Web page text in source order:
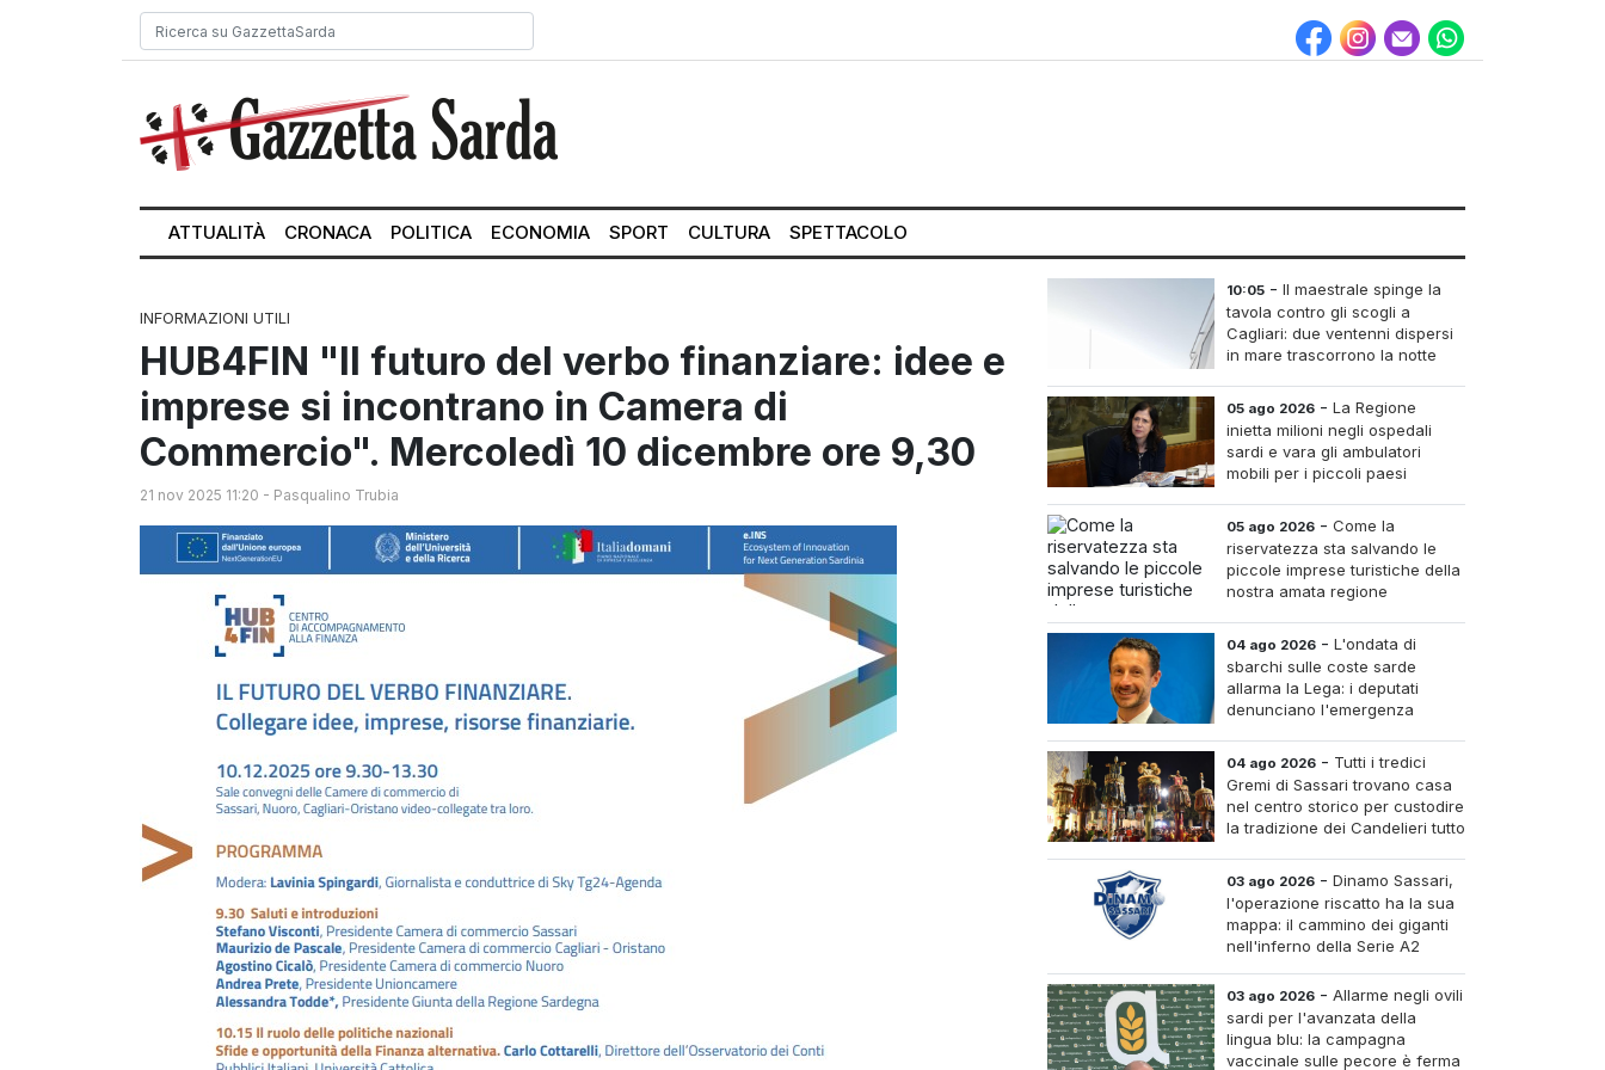
ATTUALITÀ CRONACA POLITICA ECONOMIA SPORT CULTURA SPETTACOLO
INFORMAZIONI UTILI
HUB4FIN "Il futuro del verbo finanziare: idee e
imprese si incontrano in Camera di
Commercio". Mercoledì 10 dicembre ore 9,30
21 nov 2025 11:20 - Pasqualino Trubia
10:05 - Il maestrale spinge la
tavola contro gli scogli a
Cagliari: due ventenni dispersi
in mare trascorrono la notte
05 ago 2026 - La Regione
inietta milioni negli ospedali
sardi e vara gli ambulatori
mobili per i piccoli paesi
05 ago 2026 - Come la
riservatezza sta salvando le
piccole imprese turistiche della
nostra amata regione
04 ago 2026 - L'ondata di
sbarchi sulle coste sarde
allarma la Lega: i deputati
denunciano l'emergenza
04 ago 2026 - Tutti i tredici
Gremi di Sassari trovano casa
nel centro storico per custodire
la tradizione dei Candelieri tutto
03 ago 2026 - Dinamo Sassari,
l'operazione riscatto ha la sua
mappa: il cammino dei giganti
nell'inferno della Serie A2
03 ago 2026 - Allarme negli ovili
sardi per l'avanzata della
lingua blu: la campagna
vaccinale sulle pecore è ferma